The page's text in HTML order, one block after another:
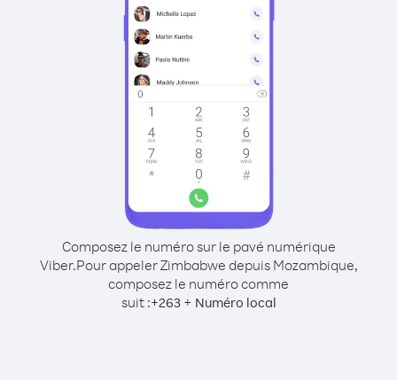
Composez le numéro sur le pavé numérique
Viber.Pour appeler Zimbabwe depuis Mozambique,
composez le numéro comme
suit :+263+ Numéro local